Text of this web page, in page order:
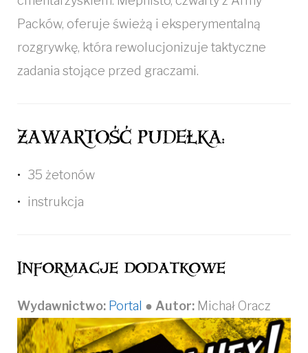
Packów, oferuje świeżą i eksperymentalną
rozgrywkę, która rewolucjonizuje taktyczne
zadania stojące przed graczami.
ZAWARTOŚĆ PUDEŁKA:
35 żetonów
instrukcja
Informacje dodatkowe
Wydawnictwo: Portal ● Autor: Michał Oracz